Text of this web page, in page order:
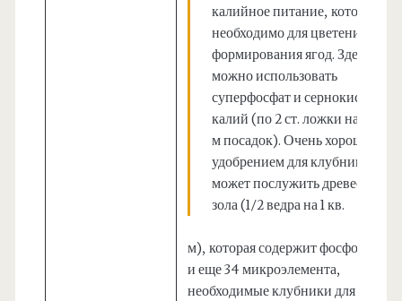
калийное питание, которое
необходимо для цветения и
формирования ягод. Здесь
можно использовать
суперфосфат и сернокислый
калий (по 2 ст. ложки на 1 кв.
м посадок). Очень хорошим
удобрением для клубники
может послужить древесная
зола (1/2 ведра на 1 кв.
м), которая содержит фосфор,
и еще 34 микроэлемента,
необходимые клубники для